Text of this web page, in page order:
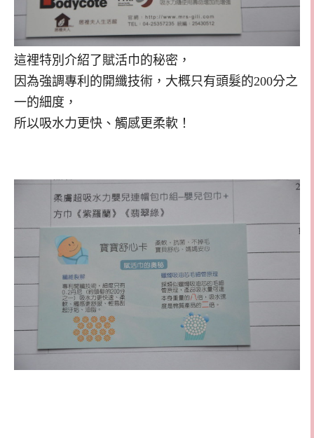
這裡特別介紹了賦活巾的秘密，
因為強調專利的開纖技術，大概只有頭髮的200分之
一的細度，
所以吸水力更快、觸感更柔軟！